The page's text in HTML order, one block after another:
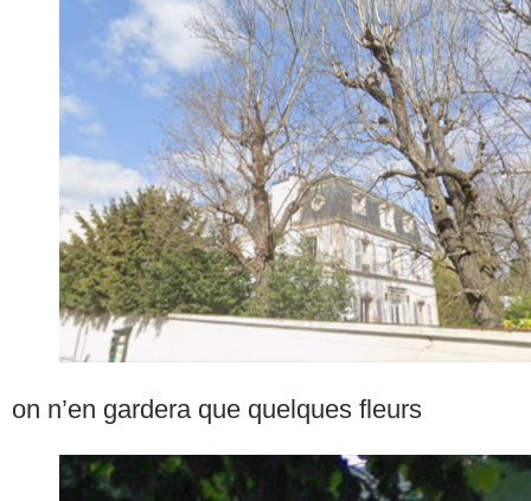
on n’en gardera que quelques fleurs